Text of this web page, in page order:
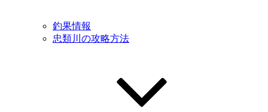
釣果情報
忠類川の攻略方法